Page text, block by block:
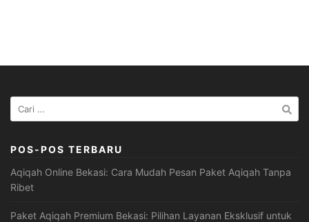
Cari
untuk:
POS-POS TERBARU
Aqiqah Online Bekasi: Cara Mudah Pesan Paket Aqiqah Tanpa
Ribet
Paket Aqiqah Premium Bekasi: Pilihan Layanan Eksklusif untuk